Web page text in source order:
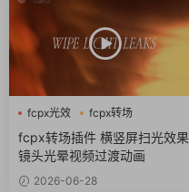
fcpx光效
fcpx转场
自媒体素材
fcpx转场插件 横竖屏扫光效果
镜头光晕视频过渡动画
2026-06-28